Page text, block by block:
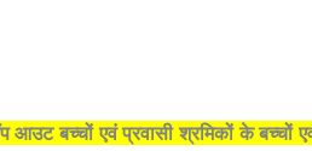
आउट बच्चों एवं प्रवासी श्रमिकों के बच्चों